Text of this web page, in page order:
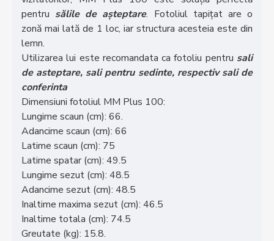
pentru sălile de așteptare. Fotoliul tapițat are o
zonă mai lată de 1 loc, iar structura acesteia este din
lemn.
Utilizarea lui este recomandata ca fotoliu pentru sali
de asteptare, sali pentru sedinte, respectiv sali de
conferinta
Dimensiuni fotoliul MM Plus 100:
Lungime scaun (cm): 66.
Adancime scaun (cm): 66
Latime scaun (cm): 75
Latime spatar (cm): 49.5
Lungime sezut (cm): 48.5
Adancime sezut (cm): 48.5
Inaltime maxima sezut (cm): 46.5
Inaltime totala (cm): 74.5
Greutate (kg): 15.8.